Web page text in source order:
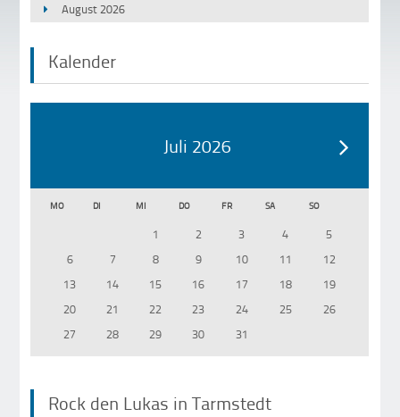
August 2026
Kalender
Juli 2026
MO DI MI DO FR SA SO
1 2 3 4
5
6
7 8 9 10 11
12
13
14 15 16 17 18
19
20
21 22 23 24 25
26
27
28 29 30 31
Rock den Lukas in Tarmstedt